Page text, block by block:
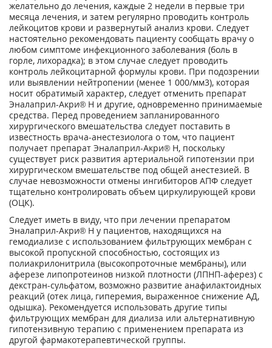
желательно до лечения, каждые 2 недели в первые три
месяца лечения, и затем регулярно проводить контроль
лейкоцитов крови и развернутый анализ крови. Следует
настоятельно рекомендовать пациенту сообщать врачу о
любом симптоме инфекционного заболевания (боль в
горле, лихорадка); в этом случае следует проводить
контроль лейкоцитарной формулы крови. При подозрении
или выявлении нейтропении (менее 1 000/мм3), которая
носит обратимый характер, следует отменить препарат
Эналаприл-Акри® Н и другие, одновременно принимаемые
средства. Перед проведением запланированного
хирургического вмешательства следует поставить в
известность врача-анестезиолога о том, что пациент
получает препарат Эналаприл-Акри® Н, поскольку
существует риск развития артериальной гипотензии при
хирургическом вмешательстве под общей анестезией. В
случае невозможности отмены ингибиторов АПФ следует
тщательно контролировать объем циркулирующей крови
(ОЦК).
Следует иметь в виду, что при лечении препаратом
Эналаприл-Акри® Н у пациентов, находящихся на
гемодиализе с использованием фильтрующих мембран с
высокой пропускной способностью, состоящих из
полиакрилонитрила (высокопроточные мембраны), или
аферезе липопротеинов низкой плотности (ЛПНП-аферез) с
декстран-сульфатом, возможно развитие анафилактоидных
реакций (отек лица, гиперемия, выраженное снижение АД,
одышка). Рекомендуется использовать другие типы
фильтрующих мембран для диализа или альтернативную
гипотензивную терапию с применением препарата из
другой фармакотерапевтической группы.